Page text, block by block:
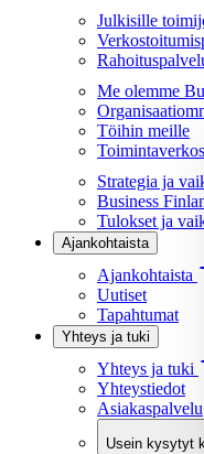
Julkisille
Me olemme
Töihin meille
Strategia ja
Business
Tulokset ja
Ajankohtaista
Ajankohtaista
Uutiset
Tapahtumat
Yhteys ja tuki
Yhteys ja tuki
Yhteystiedot
Asiakaspalvelu
Usein kysytyt